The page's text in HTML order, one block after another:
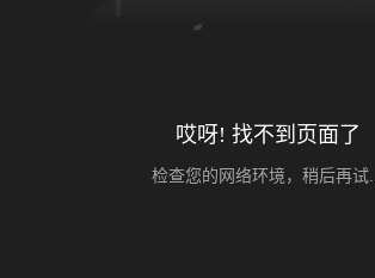
哎呀! 找不到页面了
检查您的网络环境，稍后再试...